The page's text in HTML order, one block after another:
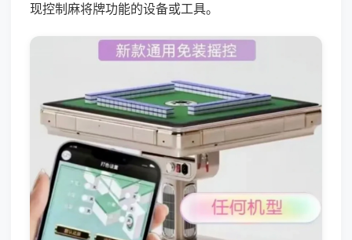
现控制麻将牌功能的设备或工具。